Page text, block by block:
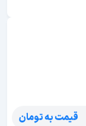
قیمت به تومان